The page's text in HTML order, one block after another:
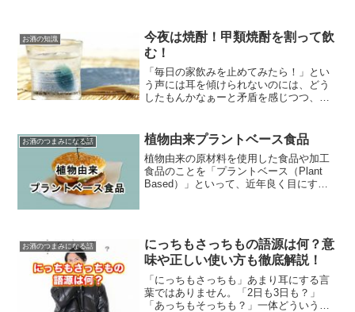
お酒の知識
今夜は焼酎！甲類焼酎を割って飲
む！
「毎日の家飲みを止めてみたら！」とい
う声には耳を傾けられないのには、どう
したもんかなぁーと矛盾を感じつつ、今
るのですが、今夜もジン・ソーダかなぁ
とも思いつつ、コロンブスばりに新しい
何かを探しているのです。
お酒のつまみになる話 植物由来プラントベース食品
植物由来の原材料を使用した食品や加工
食品のことを「プラントベース（Plant
Based）」といって、近年良く目にする
う。植物由来の健康的な食品として、い
ろいろな種類、形態の食品が販売されて
います。その背景には、健康的な食事、
健康意識が今まで以上に高まっているこ
とが一番の理由のようです。
お酒のつまみになる話
にっちもさっちもの語源は何？意
味や正しい使い方も徹底解説！
「にっちもさっちも」あまり耳にする言
葉ではありません。「2日も3日も？」
「あっちもそっちも？」一体どういう意